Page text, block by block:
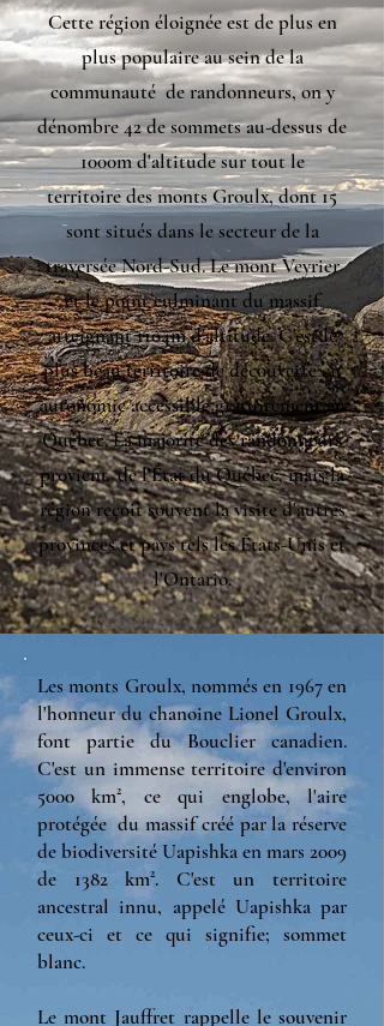
Cette région éloignée est de plus en
plus populaire au sein de la
communauté de randonneurs, on y
dénombre 42 de sommets au-dessus de
1000m d'altitude sur tout le
territoire des monts Groulx, dont 15
sont situés dans le secteur de la
traversée Nord-Sud. Le mont Veyrier
et le point culminant du massif
atteignant 1104m d'altitude. C'est le
plus beau territoire de découverte en
autonomie accessible gratuitement au
Québec. La majorité des randonneurs
provient de l'État du Québec, mais la
région reçoit souvent la visite d'autres
provinces et pays tels les États-Unis et
l'Ontario.
Les monts Groulx, nommés en 1967 en
l'honneur du chanoine Lionel Groulx,
font partie du Bouclier canadien.
C'est un immense territoire d'environ
5000 km², ce qui englobe, l'aire
protégée du massif créé par la réserve
de biodiversité Uapishka en mars 2009
de 1382 km². C'est un territoire
ancestral innu, appelé Uapishka par
ceux-ci et ce qui signifie; sommet
blanc.
Le mont Jauffret rappelle le souvenir